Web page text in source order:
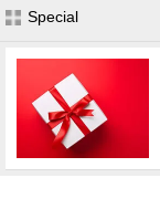
Special